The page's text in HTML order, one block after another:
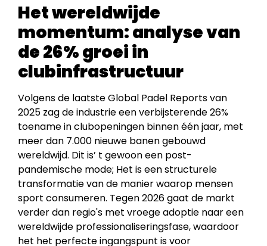
Het wereldwijde
momentum: analyse van
de 26% groei in
clubinfrastructuur
Volgens de laatste Global Padel Reports van
2025 zag de industrie een verbijsterende 26%
toename in clubopeningen binnen één jaar, met
meer dan 7.000 nieuwe banen gebouwd
wereldwijd. Dit is’ t gewoon een post-
pandemische mode; Het is een structurele
transformatie van de manier waarop mensen
sport consumeren. Tegen 2026 gaat de markt
verder dan regio's met vroege adoptie naar een
wereldwijde professionaliseringsfase, waardoor
het het perfecte ingangspunt is voor